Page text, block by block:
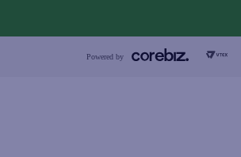
Powered by